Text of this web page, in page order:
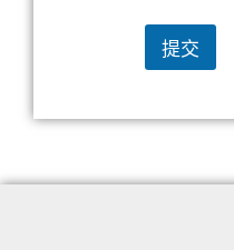
提交